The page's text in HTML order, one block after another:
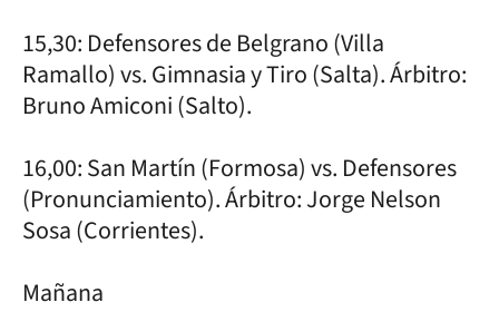
15,30: Defensores de Belgrano (Villa
Ramallo) vs. Gimnasia y Tiro (Salta). Árbitro:
Bruno Amiconi (Salto).
16,00: San Martín (Formosa) vs. Defensores
(Pronunciamiento). Árbitro: Jorge Nelson
Sosa (Corrientes).
Mañana